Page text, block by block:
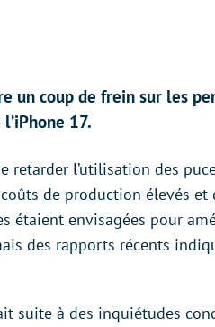
un coup de frein sur les
17.
retarder l’utilisation des
de production élevés
étaient envisagées pour
des rapports récents
suite à des inquiétudes